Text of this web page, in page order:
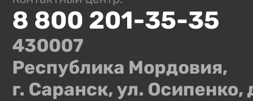
8 800 201-35-35
430007
Республика Мордовия,
г. Саранск, ул. Осипенко,